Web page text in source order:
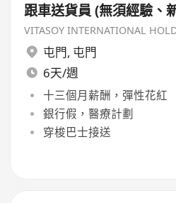
跟車送貨員 (無須經驗、
VITASOY INTERNATIONAL
屯門, 屯門
6天/週
十三個月薪酬，彈性花紅
銀行假，醫療計劃
穿梭巴士接送